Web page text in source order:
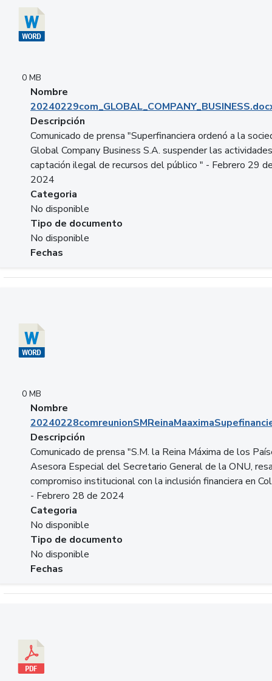
0 MB
Nombre
Descripción
Comunicado de prensa "Superfinanciera ordenó a la
Global Company Business S.A. suspender las
captación ilegal de recursos del público " - Febrero 29
2024
Categoria
No disponible
Tipo de documento
No disponible
Fechas
0 MB
Nombre
Descripción
Comunicado de prensa "S.M. la Reina Máxima de los
Asesora Especial del Secretario General de la ONU,
compromiso institucional con la inclusión financiera en
- Febrero 28 de 2024
Categoria
No disponible
Tipo de documento
No disponible
Fechas